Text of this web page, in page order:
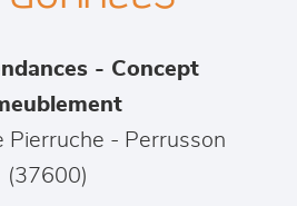
- Concept
Pierruche - Perrusson
(37600)